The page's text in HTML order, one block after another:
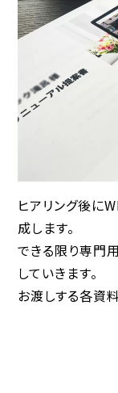
ヒアリング後に
成します。
できる限り専門
していきます。
お渡しする各資